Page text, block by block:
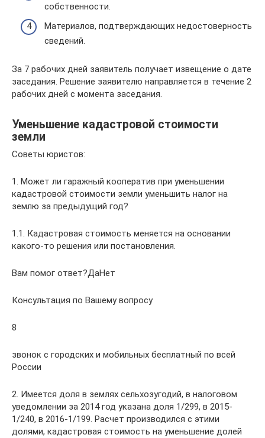
собственности.
Материалов, подтверждающих недостоверность
сведений.
За 7 рабочих дней заявитель получает извещение о дате
заседания. Решение заявителю направляется в течение 2
рабочих дней с момента заседания.
Уменьшение кадастровой стоимости
земли
Советы юристов:
1. Может ли гаражный кооператив при уменьшении
кадастровой стоимости земли уменьшить налог на
землю за предыдущий год?
1.1. Кадастровая стоимость меняется на основании
какого-то решения или постановления.
Вам помог ответ?ДаНет
Консультация по Вашему вопросу
8
звонок с городских и мобильных бесплатный по всей
России
2. Имеется доля в землях сельхозугодий, в налоговом
уведомлении за 2014 год указана доля 1/299, в 2015-
1/240, в 2016-1/199. Расчет производился с этими
долями, кадастровая стоимость на уменьшение долей